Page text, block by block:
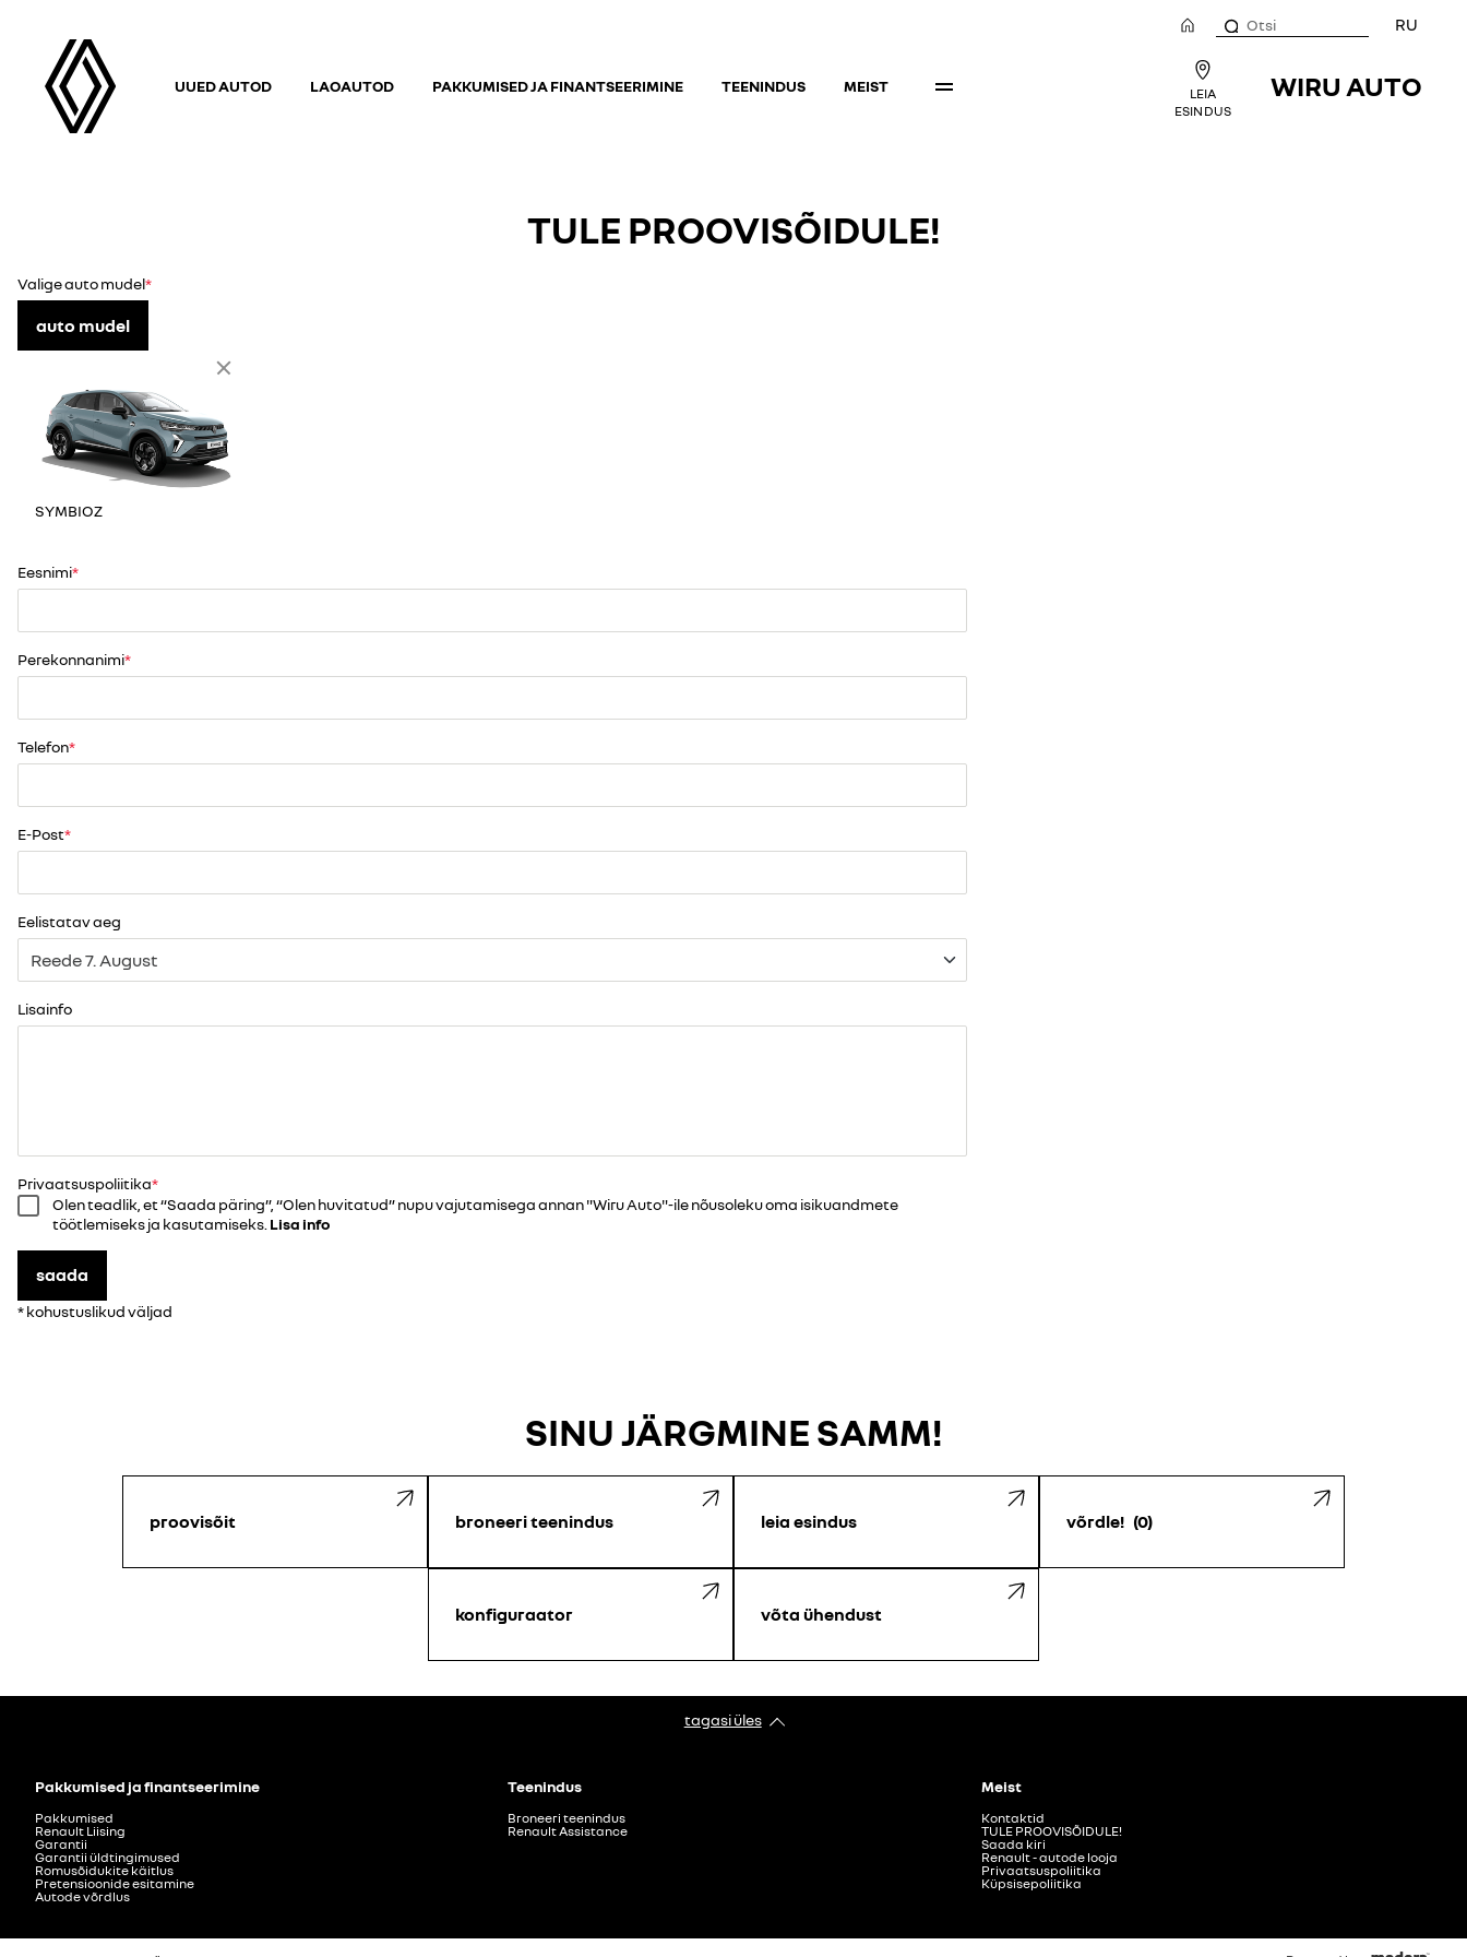
LEIA
ESINDUS
WIRU AUTO
UUED AUTOD LAOAUTOD PAKKUMISED JA FINANTSEERIMINE TEENINDUS MEIST
RU
TULE PROOVISÕIDULE!
Valige auto mudel
auto mudel
SYMBIOZ
Eesnimi
Perekonnanimi
Telefon
E-Post
Eelistatav aeg
Lisainfo
Privaatsuspoliitika
Olen teadlik, et “Saada päring”, “Olen huvitatud” nupu vajutamisega annan "Wiru Auto"-ile nõusoleku oma isikuandmete
töötlemiseks ja kasutamiseks. Lisa info
saada
* kohustuslikud väljad
SINU JÄRGMINE SAMM!
proovisõit broneeri teenindus leia esindus võrdle! 0
konfiguraator võta ühendust
tagasi üles
Pakkumised ja finantseerimine
Pakkumised
Renault Liising
Garantii
Garantii üldtingimused
Romusõidukite käitlus
Pretensioonide esitamine
Autode võrdlus
Teenindus
Broneeri teenindus
Renault Assistance
Meist
Kontaktid
TULE PROOVISÕIDULE!
Saada kiri
Renault - autode looja
Privaatsuspoliitika
Küpsisepoliitika